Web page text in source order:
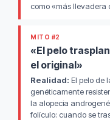
como «más llevadera
MITO #2
«El pelo
el original»
Realidad: El pelo de
genéticamente
la alopecia
folículo: cuando se